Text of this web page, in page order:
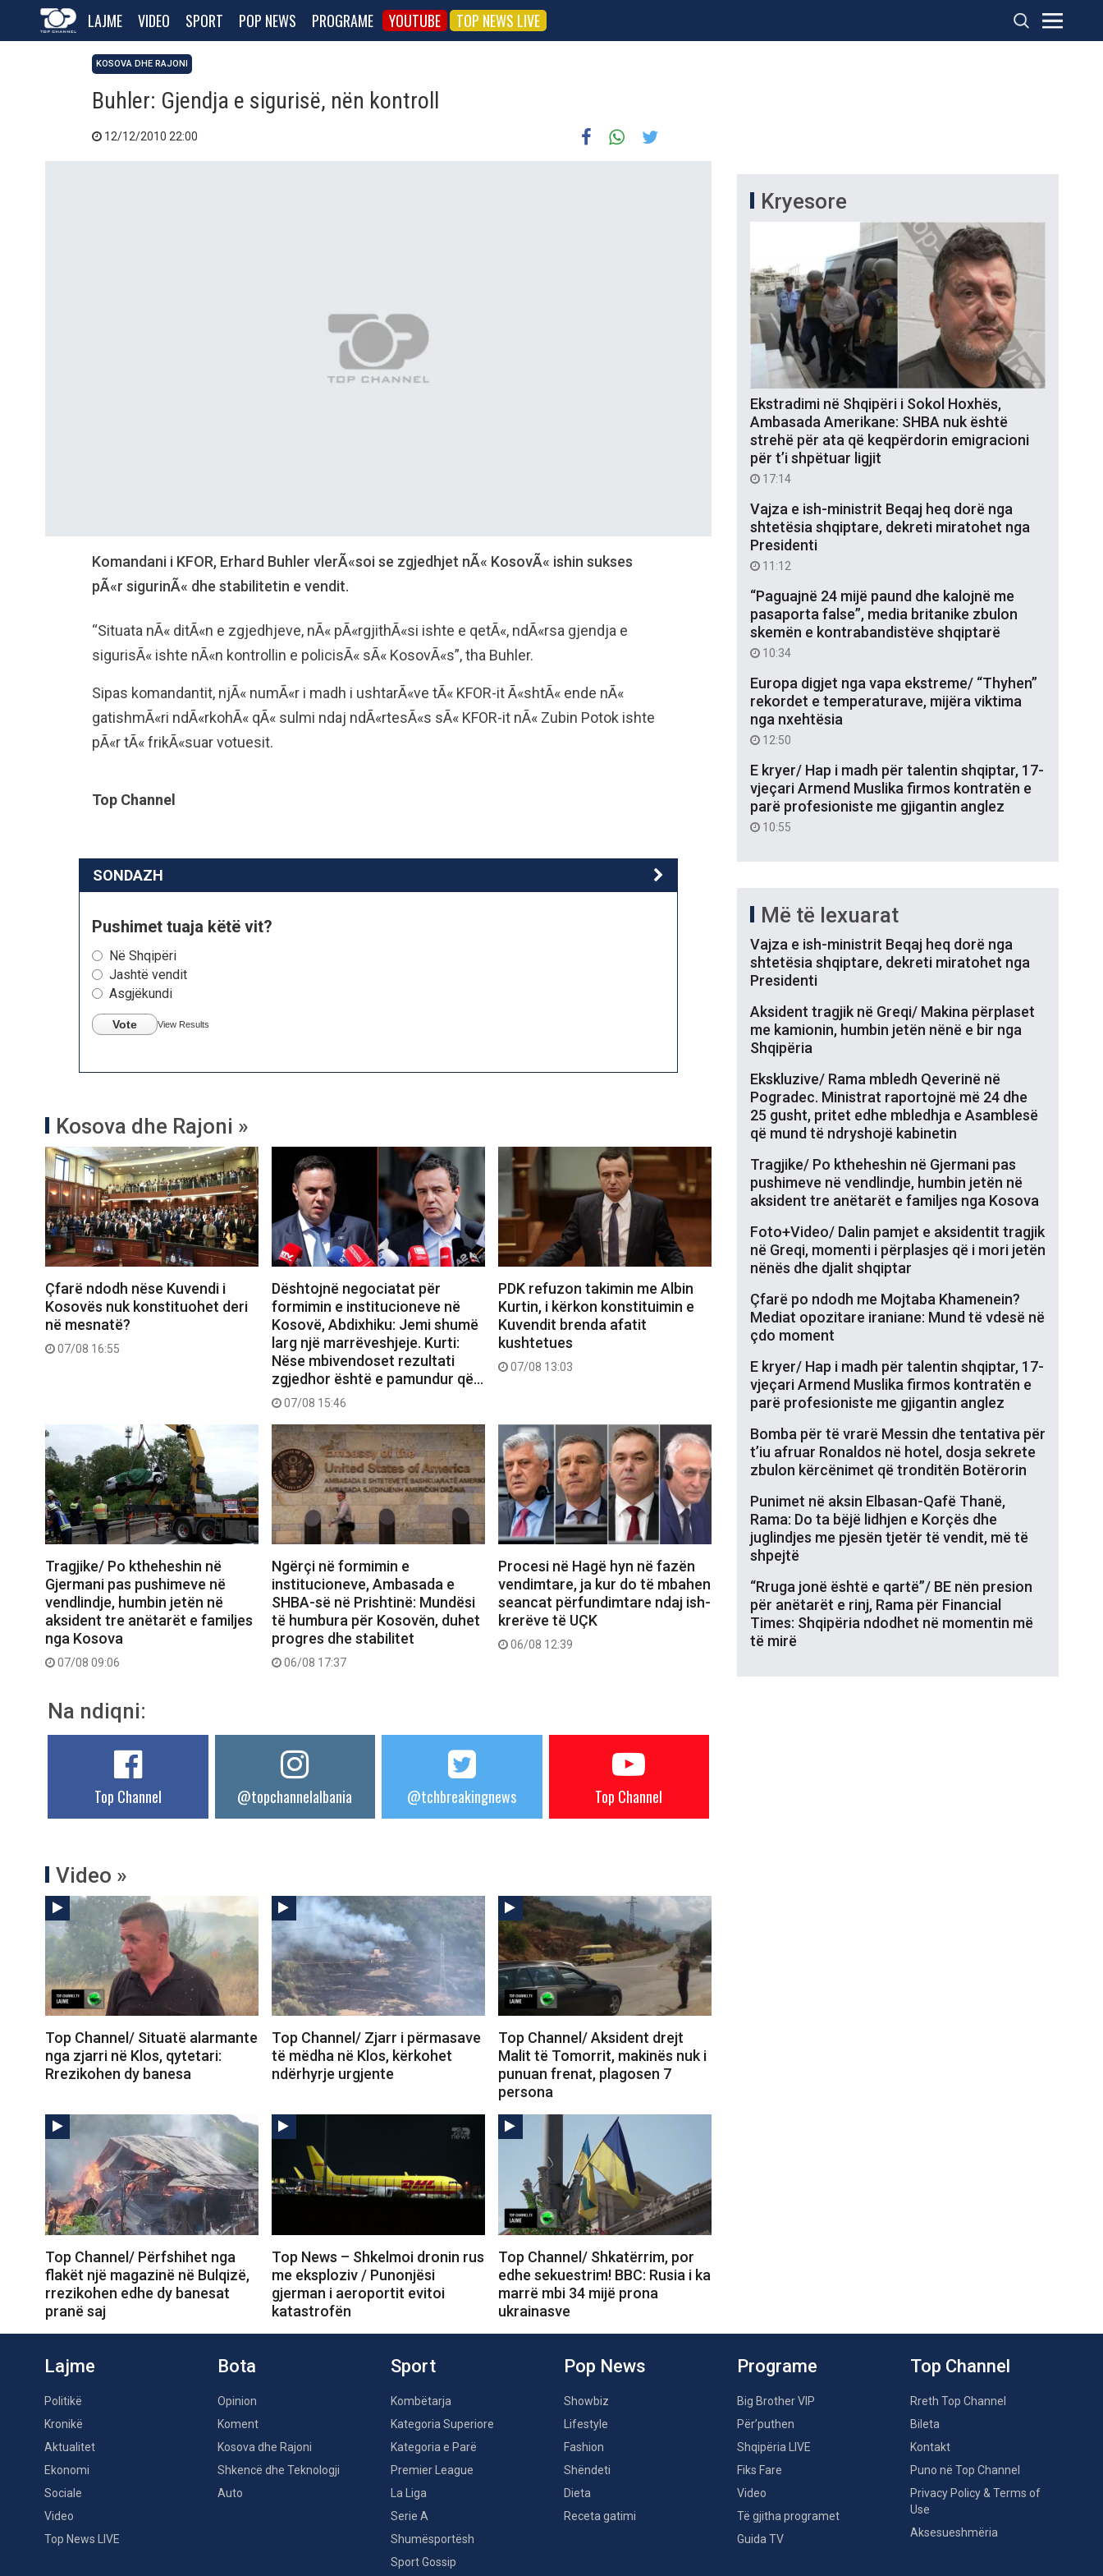
LAJME VIDEO SPORT POP NEWS PROGRAME YOUTUBE TOP NEWS LIVE
KOSOVA DHE RAJONI
Buhler: Gjendja e sigurisë, nën kontroll
12/12/2010 22:00
Komandani i KFOR, Erhard Buhler vlerÃ«soi se zgjedhjet nÃ« KosovÃ« ishin sukses
pÃ«r sigurinÃ« dhe stabilitetin e vendit.
“Situata nÃ« ditÃ«n e zgjedhjeve, nÃ« pÃ«rgjithÃ«si ishte e qetÃ«, ndÃ«rsa gjendja e
sigurisÃ« ishte nÃ«n kontrollin e policisÃ« sÃ« KosovÃ«s”, tha Buhler.
Sipas komandantit, njÃ« numÃ«r i madh i ushtarÃ«ve tÃ« KFOR-it Ã«shtÃ« ende nÃ«
gatishmÃ«ri ndÃ«rkohÃ« qÃ« sulmi ndaj ndÃ«rtesÃ«s sÃ« KFOR-it nÃ« Zubin Potok ishte
pÃ«r tÃ« frikÃ«suar votuesit.
Top Channel
SONDAZH
Pushimet tuaja këtë vit?
Në Shqipëri
Jashtë vendit
Asgjëkundi
Vote View Results
Kosova dhe Rajoni »
Çfarë ndodh nëse Kuvendi i
Kosovës nuk konstituohet deri
në mesnatë?
07/08 16:55
Dështojnë negociatat për
formimin e institucioneve në
Kosovë, Abdixhiku: Jemi shumë
larg një marrëveshjeje. Kurti:
Nëse mbivendoset rezultati
zgjedhor është e pamundur që…
07/08 15:46
PDK refuzon takimin me Albin
Kurtin, i kërkon konstituimin e
Kuvendit brenda afatit
kushtetues
07/08 13:03
Tragjike/ Po ktheheshin në
Gjermani pas pushimeve në
vendlindje, humbin jetën në
aksident tre anëtarët e familjes
nga Kosova
07/08 09:06
Ngërçi në formimin e
institucioneve, Ambasada e
SHBA-së në Prishtinë: Mundësi
të humbura për Kosovën, duhet
progres dhe stabilitet
06/08 17:37
Procesi në Hagë hyn në fazën
vendimtare, ja kur do të mbahen
seancat përfundimtare ndaj ish-
krerëve të UÇK
06/08 12:39
Na ndiqni:
Top Channel @topchannelalbania @tchbreakingnews Top Channel
Video »
Top Channel/ Situatë alarmante
nga zjarri në Klos, qytetari:
Rrezikohen dy banesa
Top Channel/ Zjarr i përmasave
të mëdha në Klos, kërkohet
ndërhyrje urgjente
Top Channel/ Aksident drejt
Malit të Tomorrit, makinës nuk i
punuan frenat, plagosen 7
persona
Top Channel/ Përfshihet nga
flakët një magazinë në Bulqizë,
rrezikohen edhe dy banesat
pranë saj
Top News – Shkelmoi dronin rus
me eksploziv / Punonjësi
gjerman i aeroportit evitoi
katastrofën
Top Channel/ Shkatërrim, por
edhe sekuestrim! BBC: Rusia i ka
marrë mbi 34 mijë prona
ukrainasve
Kryesore
Ekstradimi në Shqipëri i Sokol Hoxhës,
Ambasada Amerikane: SHBA nuk është
strehë për ata që keqpërdorin emigracioni
për t’i shpëtuar ligjit
17:14
Vajza e ish-ministrit Beqaj heq dorë nga
shtetësia shqiptare, dekreti miratohet nga
Presidenti
11:12
“Paguajnë 24 mijë paund dhe kalojnë me
pasaporta false”, media britanike zbulon
skemën e kontrabandistëve shqiptarë
10:34
Europa digjet nga vapa ekstreme/ “Thyhen”
rekordet e temperaturave, mijëra viktima
nga nxehtësia
12:50
E kryer/ Hap i madh për talentin shqiptar, 17-
vjeçari Armend Muslika firmos kontratën e
parë profesioniste me gjigantin anglez
10:55
Më të lexuarat
Vajza e ish-ministrit Beqaj heq dorë nga
shtetësia shqiptare, dekreti miratohet nga
Presidenti
Aksident tragjik në Greqi/ Makina përplaset
me kamionin, humbin jetën nënë e bir nga
Shqipëria
Ekskluzive/ Rama mbledh Qeverinë në
Pogradec. Ministrat raportojnë më 24 dhe
25 gusht, pritet edhe mbledhja e Asamblesë
që mund të ndryshojë kabinetin
Tragjike/ Po ktheheshin në Gjermani pas
pushimeve në vendlindje, humbin jetën në
aksident tre anëtarët e familjes nga Kosova
Foto+Video/ Dalin pamjet e aksidentit tragjik
në Greqi, momenti i përplasjes që i mori jetën
nënës dhe djalit shqiptar
Çfarë po ndodh me Mojtaba Khamenein?
Mediat opozitare iraniane: Mund të vdesë në
çdo moment
E kryer/ Hap i madh për talentin shqiptar, 17-
vjeçari Armend Muslika firmos kontratën e
parë profesioniste me gjigantin anglez
Bomba për të vrarë Messin dhe tentativa për
t’iu afruar Ronaldos në hotel, dosja sekrete
zbulon kërcënimet që tronditën Botërorin
Punimet në aksin Elbasan-Qafë Thanë,
Rama: Do ta bëjë lidhjen e Korçës dhe
juglindjes me pjesën tjetër të vendit, më të
shpejtë
“Rruga jonë është e qartë”/ BE nën presion
për anëtarët e rinj, Rama për Financial
Times: Shqipëria ndodhet në momentin më
të mirë
Lajme
Politikë
Kronikë
Aktualitet
Ekonomi
Sociale
Video
Top News LIVE
Bota
Opinion
Koment
Kosova dhe Rajoni
Shkencë dhe Teknologji
Auto
Sport
Kombëtarja
Kategoria Superiore
Kategoria e Parë
Premier League
La Liga
Serie A
Shumësportësh
Sport Gossip
Pop News
Showbiz
Lifestyle
Fashion
Shëndeti
Dieta
Receta gatimi
Programe
Big Brother VIP
Për’puthen
Shqipëria LIVE
Fiks Fare
Video
Të gjitha programet
Guida TV
Top Channel
Rreth Top Channel
Bileta
Kontakt
Puno në Top Channel
Privacy Policy & Terms of
Use
Aksesueshmëria